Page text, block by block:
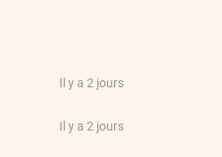
Il y a 2 jours
Il y a 2 jours